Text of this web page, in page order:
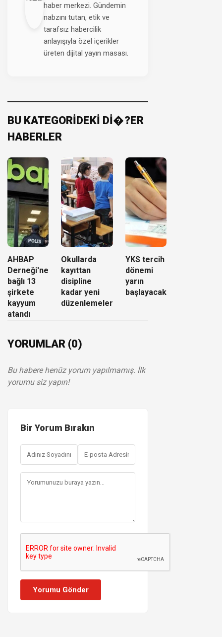
haber merkezi. Gündemin
nabzını tutan, etik ve
tarafsız habercilik
anlayışıyla özel içerikler
üreten dijital yayın masası.
BU KATEGORİDEKİ Dİ�?ER
HABERLER
AHBAP
Derneği'ne
bağlı 13
şirkete
kayyum
atandı
Okullarda
kayıttan
disipline
kadar yeni
düzenlemeler
YKS tercih
dönemi
yarın
başlayacak
YORUMLAR (0)
Bu habere henüz yorum yapılmamış. İlk
yorumu siz yapın!
Bir Yorum Bırakın
Yorumu Gönder